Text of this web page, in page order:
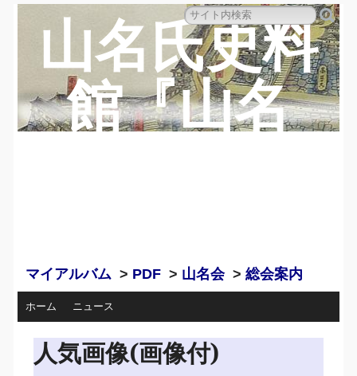
山名氏史料
館『山名
マイアルバム > PDF > 山名会>総会案内
ホーム ニュース
人気画像(画像付)